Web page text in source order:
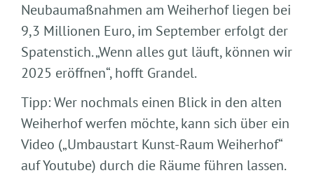
Neubaumaßnahmen am Weiherhof liegen bei
9,3 Millionen Euro, im September erfolgt der
Spatenstich. „Wenn alles gut läuft, können wir
2025 eröffnen“, hofft Grandel.
Tipp: Wer nochmals einen Blick in den alten
Weiherhof werfen möchte, kann sich über ein
Video („Umbaustart Kunst-Raum Weiherhof“
auf Youtube) durch die Räume führen lassen.